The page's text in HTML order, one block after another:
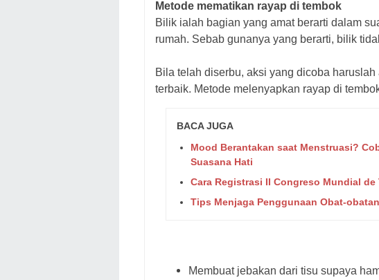
Metode mematikan rayap di tembok
Bilik ialah bagian yang amat berarti dalam
rumah. Sebab gunanya yang berarti, bilik
Bila telah diserbu, aksi yang dicoba
terbaik. Metode melenyapkan rayap di
BACA JUGA
Mood Berantakan saat Menstruasi?
Suasana Hati
Cara Registrasi II Congreso Mundial de
Tips Menjaga Penggunaan Obat-
Membuat jebakan dari tisu supaya